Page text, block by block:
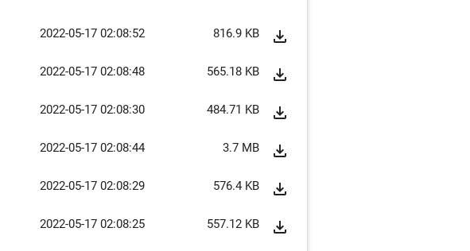
2022-05-17 02:08:52 816.9 KB file_download
2022-05-17 02:08:48 565.18 KB file_download
2022-05-17 02:08:30 484.71 KB file_download
2022-05-17 02:08:44 3.7 MB file_download
2022-05-17 02:08:29 576.4 KB file_download
2022-05-17 02:08:25 557.12 KB file_download